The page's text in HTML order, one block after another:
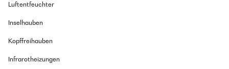
Luftentfeuchter
Inselhauben
Kopffreihauben
Infrarotheizungen